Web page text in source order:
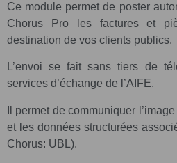
Ce module permet de poster
Chorus Pro les factures et
destination de vos clients publics.
L’envoi se fait sans tiers de
services d’échange de l’AIFE.
Il permet de communiquer
et les données structurées
Chorus: UBL).